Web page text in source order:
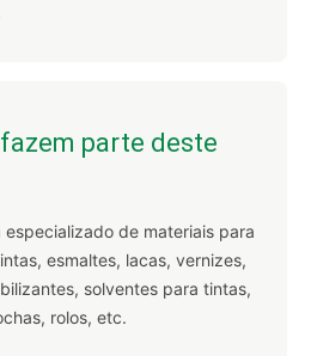
parte deste
de materiais para
esmaltes, lacas, vernizes,
solventes para tintas,
rolos, etc.